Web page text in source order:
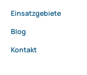
Einsatzgebiete
Blog
Kontakt